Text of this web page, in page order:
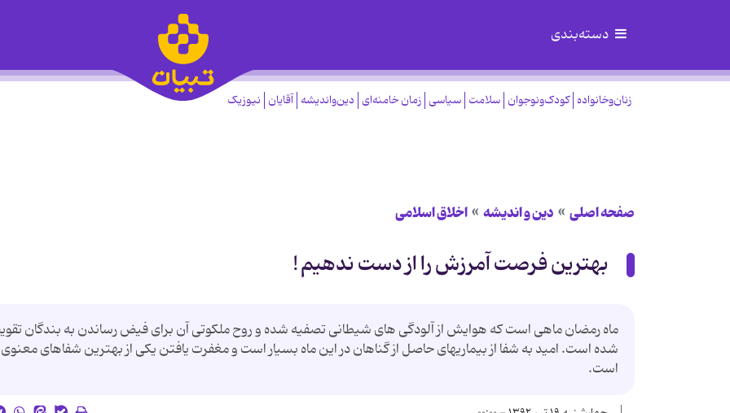
دسته‌بندی
زنان‌وخانواده کودک‌ونوجوان سلامت سیاسی زمان خامنه‌ای دین‌واندیشه آقایان نیوزیک
صفحه اصلی دین و اندیشه اخلاق اسلامی
بهترین فرصت آمرزش را از دست ندهیم !
ماه رمضان ماهی است که هوایش از آلودگی های شیطانی تصفیه شده و روح ملکوتی آن برای فیض رساندن به بندگان
شده است. امید به شفا از بیماریهای حاصل از گناهان در این ماه بسیار است و مغفرت یافتن یکی از بهترین شفاهای معنوی
است.